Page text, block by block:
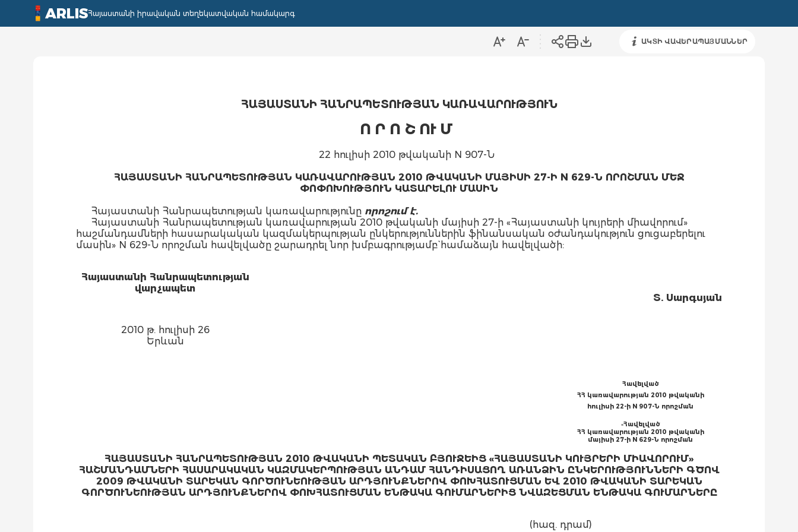
ARLISՀայաստանի իրավական տեղեկատվական համակարգ
ԱԿՏԻ ՎԱՎԵՐԱՊԱՅՄԱՆՆԵՐ
ՀԱՅԱՍՏԱՆԻ ՀԱՆՐԱՊԵՏՈՒԹՅԱՆ ԿԱՌԱՎԱՐՈՒԹՅՈՒՆ
Ո Ր Ո Շ ՈՒ Մ
22 հուլիսի 2010 թվականի N 907-Ն
ՀԱՅԱՍՏԱՆԻ ՀԱՆՐԱՊԵՏՈՒԹՅԱՆ ԿԱՌԱՎԱՐՈՒԹՅԱՆ 2010 ԹՎԱԿԱՆԻ ՄԱՅԻՍԻ 27-Ի N 629-Ն ՈՐՈՇՄԱՆ ՄԵՋ
ՓՈՓՈԽՈՒԹՅՈՒՆ ԿԱՏԱՐԵԼՈՒ ՄԱՍԻՆ
Հայաստանի Հանրապետության կառավարությունը որոշում է.
Հայաստանի Հանրապետության կառավարության 2010 թվականի մայիսի 27-ի «Հայաստանի կույրերի միավորում»
հաշմանդամների հասարակական կազմակերպության ընկերություններին ֆինանսական օժանդակություն ցուցաբերելու
մասին» N 629-Ն որոշման հավելվածը շարադրել նոր խմբագրությամբ` համաձայն հավելվածի:
Հայաստանի Հանրապետության
վարչապետ
Տ. Սարգսյան
2010 թ. հուլիսի 26
Երևան
Հավելված
ՀՀ կառավարության 2010 թվականի
հուլիսի 22-ի N 907-Ն որոշման
«Հավելված
ՀՀ կառավարության 2010 թվականի
մայիսի 27-ի N 629-Ն որոշման
ՀԱՅԱՍՏԱՆԻ ՀԱՆՐԱՊԵՏՈՒԹՅԱՆ 2010 ԹՎԱԿԱՆԻ ՊԵՏԱԿԱՆ ԲՅՈՒՋԵԻՑ «ՀԱՅԱՍՏԱՆԻ ԿՈՒՅՐԵՐԻ ՄԻԱՎՈՐՈՒՄ»
ՀԱՇՄԱՆԴԱՄՆԵՐԻ ՀԱՍԱՐԱԿԱԿԱՆ ԿԱԶՄԱԿԵՐՊՈՒԹՅԱՆ ԱՆԴԱՄ ՀԱՆԴԻՍԱՑՈՂ ԱՌԱՆՁԻՆ ԸՆԿԵՐՈՒԹՅՈՒՆՆԵՐԻ ԳԾՈՎ
2009 ԹՎԱԿԱՆԻ ՏԱՐԵԿԱՆ ԳՈՐԾՈՒՆԵՈՒԹՅԱՆ ԱՐԴՅՈՒՆՔՆԵՐՈՎ ՓՈԽՀԱՏՈՒՑՄԱՆ ԵՎ 2010 ԹՎԱԿԱՆԻ ՏԱՐԵԿԱՆ
ԳՈՐԾՈՒՆԵՈՒԹՅԱՆ ԱՐԴՅՈՒՆՔՆԵՐՈՎ ՓՈԽՀԱՏՈՒՑՄԱՆ ԵՆԹԱԿԱ ԳՈՒՄԱՐՆԵՐԻՑ ՆՎԱԶԵՑՄԱՆ ԵՆԹԱԿԱ ԳՈՒՄԱՐՆԵՐԸ
(հազ. դրամ)